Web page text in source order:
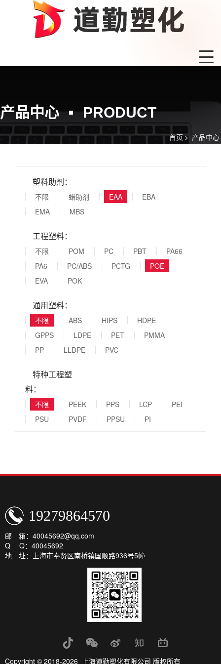
产品中心 PRODUCT
首页> 产品中心
塑料助剂：
不限 蜡助剂 EAA
EBA
EMA
MBS
工程塑料：
不限 POM PC PBT
PA66
PA6
PC/ABS PCTG
POE
EVA
POK
通用塑料：
不限 ABS HIPS
HDPE
GPPS
LDPE PET
PMMA
PP
LLDPE PVC
特种工程塑
料：
不限 PEEK PPS LCP
PEI
PSU
PVDF PPSU PI
19279864570
邮 箱：40045692@qq.com
Q Q：40045692
地 址：上海市奉贤区南桥镇国顺路936号5幢
Copyright © 2018-2026 上海道勤塑化有限公司 版权所有